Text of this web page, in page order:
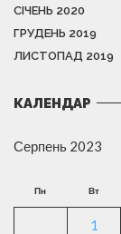
СІЧЕНЬ 2020
ГРУДЕНЬ 2019
ЛИСТОПАД 2019
КАЛЕНДАР
Серпень 2023
Пн Вт
1